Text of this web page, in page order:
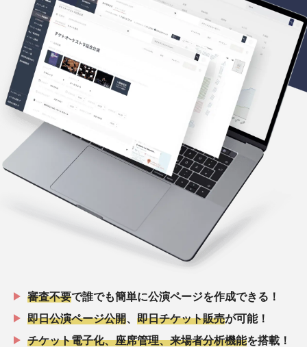
審査不要で誰でも簡単に公演ページを作成できる！
即日公演ページ公開
即日チケット販売が可能！
チケット電子化、座席管理、来場者分析機能を搭載！